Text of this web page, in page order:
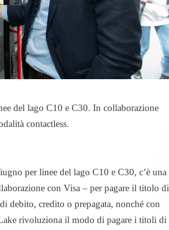
del lago C10 e C30. In collaborazione
contactless.
per linee del lago C10 e C30, c’è una
con Visa – per pagare il titolo di
debito, credito o prepagata, nonché con
rivoluziona il modo di pagare i titoli di